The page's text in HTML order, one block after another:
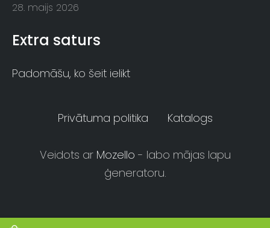
28. maijs 2026
Extra saturs
Padomāšu, ko šeit ielikt
Privātuma politika Katalogs
Veidots ar Mozello - labo mājas lapu
ģeneratoru.